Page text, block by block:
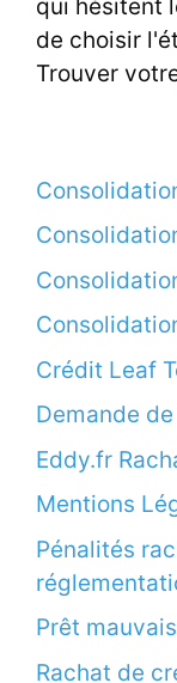
qui hésitent
de choisir
Trouver
Crédit Leaf
Demande
Eddy.fr
Mentions
Pénalités
Prêt
Rachat de